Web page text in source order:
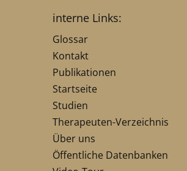
interne Links:
Glossar
Kontakt
Publikationen
Startseite
Studien
Therapeuten-Verzeichnis
Über uns
Öffentliche Datenbanken